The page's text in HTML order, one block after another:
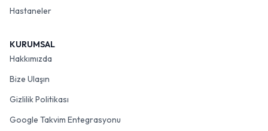
Hastaneler
KURUMSAL
Hakkımızda
Bize Ulaşın
Gizlilik Politikası
Google Takvim Entegrasyonu